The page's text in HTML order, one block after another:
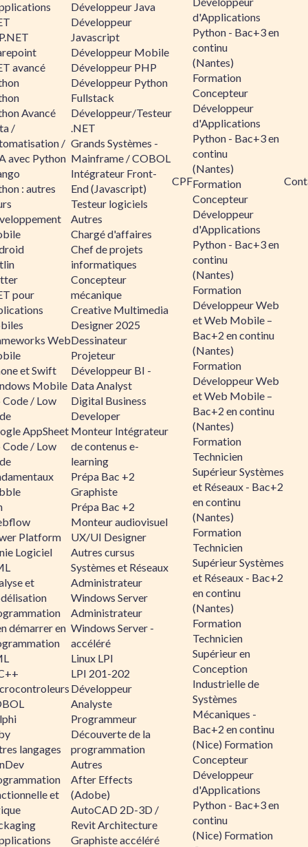
avancé
Avancé
/
/
avec Python
: autres
pour
Web
et Swift
Mobile
/ Low
AppSheet
/ Low
Platform
Logiciel
et
démarrer en
langages
et
Développeur Java
Développeur
Javascript
Développeur Mobile
Développeur PHP
Développeur Python
Fullstack
Développeur/Testeur
.NET
Grands Systèmes -
Mainframe / COBOL
Intégrateur Front-
End (Javascript)
Testeur logiciels
Autres
Chargé d'affaires
Chef de projets
informatiques
Concepteur
mécanique
Creative Multimedia
Designer 2025
Dessinateur
Projeteur
Développeur BI -
Data Analyst
Digital Business
Developer
Monteur Intégrateur
de contenus e-
learning
Prépa Bac +2
Graphiste
Prépa Bac +2
Monteur audiovisuel
UX/UI Designer
Autres cursus
Systèmes et Réseaux
Administrateur
Windows Server
Administrateur
Windows Server -
accéléré
Linux LPI
LPI 201-202
Développeur
Analyste
Programmeur
Découverte de la
programmation
Autres
After Effects
(Adobe)
AutoCAD 2D-3D /
Revit Architecture
Graphiste accéléré
CPF
d'Applications
Python - Bac+3 en
continu
(Nantes)
Formation
Concepteur
Développeur
d'Applications
Python - Bac+3 en
continu
(Nantes)
Formation
Concepteur
Développeur
d'Applications
Python - Bac+3 en
continu
(Nantes)
Formation
Développeur Web
et Web Mobile –
Bac+2 en continu
(Nantes)
Formation
Développeur Web
et Web Mobile –
Bac+2 en continu
(Nantes)
Formation
Technicien
Supérieur Systèmes
et Réseaux - Bac+2
en continu
(Nantes)
Formation
Technicien
Supérieur Systèmes
et Réseaux - Bac+2
en continu
(Nantes)
Formation
Technicien
Supérieur en
Conception
Industrielle de
Systèmes
Mécaniques -
Bac+2 en continu
(Nice) Formation
Concepteur
Développeur
d'Applications
Python - Bac+3 en
continu
(Nice) Formation